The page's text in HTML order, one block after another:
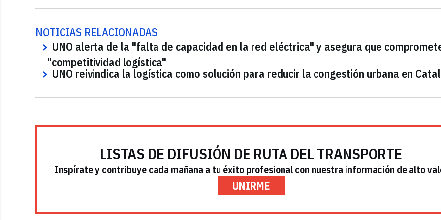
NOTICIAS RELACIONADAS
UNO alerta de la "falta de capacidad en la red eléctrica" y asegura que
"competitividad logística"
UNO reivindica la logística como solución para reducir la congestión urbana en
LISTAS DE DIFUSIÓN DE RUTA DEL TRANSPORTE
Inspírate y contribuye cada mañana a tu éxito profesional con nuestra información de alto
UNIRME